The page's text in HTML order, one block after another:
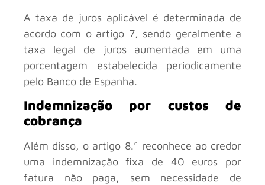
A taxa de juros aplicável é determinada de
acordo com o artigo 7, sendo geralmente a
taxa legal de juros aumentada em uma
porcentagem estabelecida periodicamente
pelo Banco de Espanha.
Indemnização por custos de
cobrança
Além disso, o artigo 8.º reconhece ao credor
uma indemnização fixa de 40 euros por
fatura não paga, sem necessidade de